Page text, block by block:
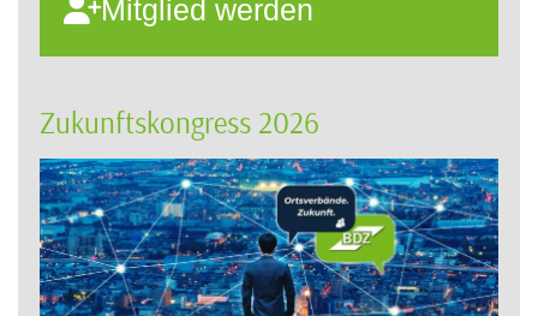
Mitglied werden
Zukunftskongress 2026